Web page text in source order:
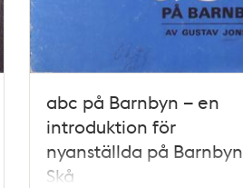
abc på Barnbyn – en
introduktion för
nyanställda på Barnbyn
Skå